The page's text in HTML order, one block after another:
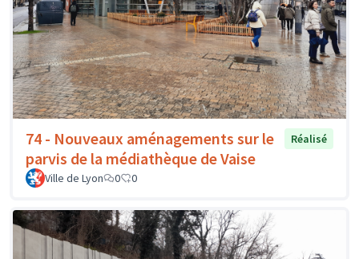
74 - Nouveaux aménagements sur le
parvis de la médiathèque de Vaise
Réalisé
Ville de Lyon 0 0